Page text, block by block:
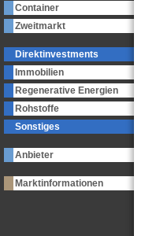
Container
Zweitmarkt
Direktinvestments
Immobilien
Regenerative Energien
Rohstoffe
Sonstiges
Anbieter
Marktinformationen